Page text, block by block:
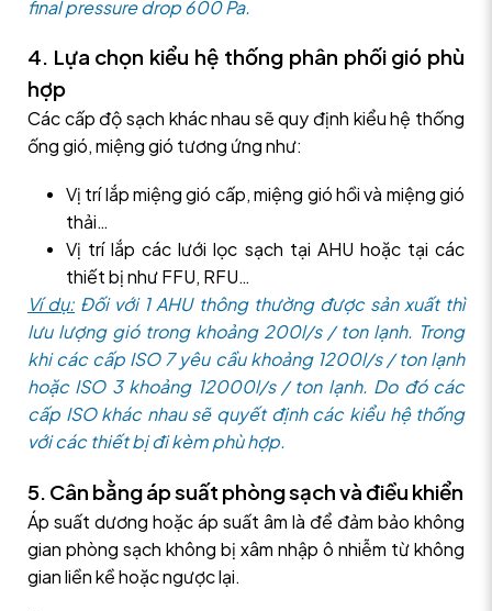
final pressure drop 600 Pa.
4. Lựa chọn kiểu hệ thống phân phối gió phù
hợp
Các cấp độ sạch khác nhau sẽ quy định kiểu hệ thống
ống gió, miệng gió tương ứng như:
Vị trí lắp miệng gió cấp, miệng gió hồi và miệng gió
thải…
Vị trí lắp các lưới lọc sạch tại AHU hoặc tại các
thiết bị như FFU, RFU…
Ví dụ: Đối với 1 AHU thông thường được sản xuất thì
lưu lượng gió trong khoảng 200l/s / ton lạnh. Trong
khi các cấp ISO 7 yêu cầu khoảng 1200l/s / ton lạnh
hoặc ISO 3 khoảng 12000l/s / ton lạnh. Do đó các
cấp ISO khác nhau sẽ quyết định các kiểu hệ thống
với các thiết bị đi kèm phù hợp.
5. Cân bằng áp suất phòng sạch và điều khiển
Áp suất dương hoặc áp suất âm là để đảm bảo không
gian phòng sạch không bị xâm nhập ô nhiễm từ không
gian liền kề hoặc ngược lại.